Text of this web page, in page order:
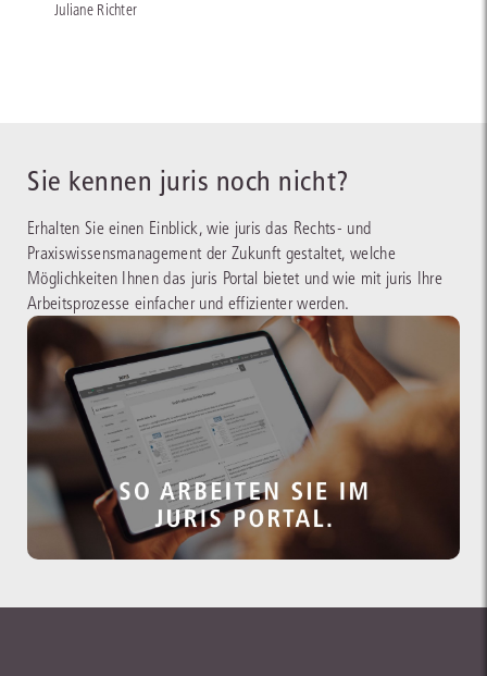
Juliane Richter
Sie kennen juris noch nicht?
Erhalten Sie einen Einblick, wie juris das Rechts- und
Praxiswissensmanagement der Zukunft gestaltet, welche
Möglichkeiten Ihnen das juris Portal bietet und wie mit juris Ihre
Arbeitsprozesse einfacher und effizienter werden.